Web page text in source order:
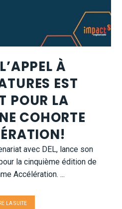
L’APPEL À
EST
POUR LA
COHORTE
avec DEL, lance son
la cinquième édition de
Accélération. ...
LA SUITE